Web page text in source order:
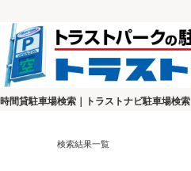
時間貸駐車場検索｜トラストナビ駐車場検索
検索結果一覧